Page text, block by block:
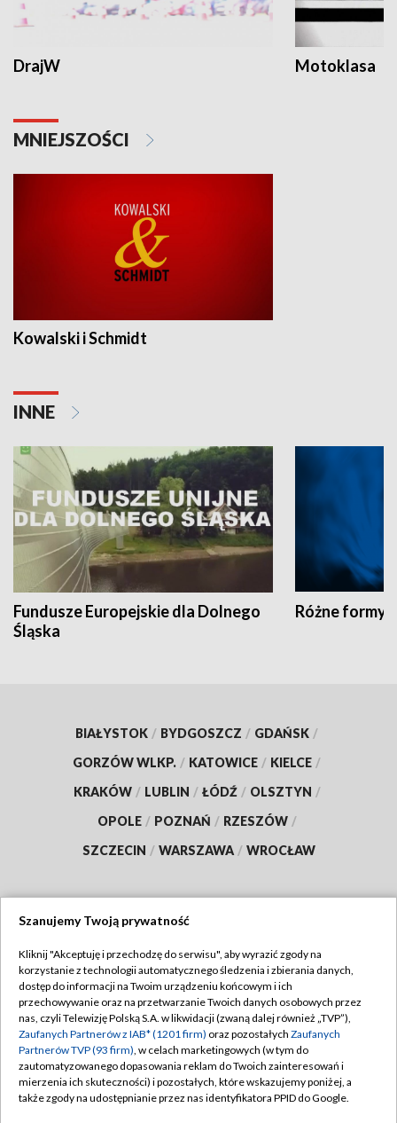
DrajW Motoklasa
MNIEJSZOŚCI
Kowalski i Schmidt
INNE
Fundusze Europejskie dla Dolnego
Śląska
Różne formy
BIAŁYSTOK / BYDGOSZCZ / GDAŃSK /
GORZÓW WLKP. / KATOWICE / KIELCE /
KRAKÓW / LUBLIN / ŁÓDŹ / OLSZTYN /
OPOLE / POZNAŃ / RZESZÓW /
SZCZECIN / WARSZAWA / WROCŁAW
TVP
Abonament TVP
Emisja w TVP
Centrum informacji TVP
Naziemna Telewizja Cyfrowa
Regulamin TVP
Polityka prywatności
Moje zgody
Pomoc
Szanujemy Twoją prywatność
Kliknij "Akceptuję i przechodzę do serwisu", aby wyrazić zgody na
korzystanie z technologii automatycznego śledzenia i zbierania danych,
dostęp do informacji na Twoim urządzeniu końcowym i ich
przechowywanie oraz na przetwarzanie Twoich danych osobowych przez
nas, czyli Telewizję Polską S.A. w likwidacji (zwaną dalej również „TVP”),
Zaufanych Partnerów z IAB* (1201 firm) oraz pozostałych Zaufanych
Partnerów TVP (93 firm), w celach marketingowych (w tym do
zautomatyzowanego dopasowania reklam do Twoich zainteresowań i
mierzenia ich skuteczności) i pozostałych, które wskazujemy poniżej, a
także zgody na udostępnianie przez nas identyfikatora PPID do Google.